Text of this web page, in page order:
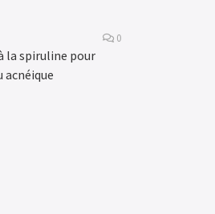
0
la spiruline pour
acnéique